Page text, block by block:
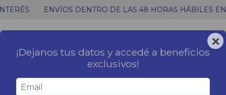
ENVÍOS DENTRO DE LAS 48 HORAS HÁBILES EN
CARRITO
0
Inicio | PIJAMAS
×
¡Dejanos tus datos y accedé a beneficios
exclusivos!